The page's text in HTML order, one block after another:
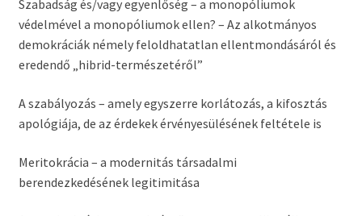
Szabadság és/vagy egyenlőség – a monopóliumok
védelmével a monopóliumok ellen? – Az alkotmányos
demokráciák némely feloldhatatlan ellentmondásáról és
eredendő „hibrid-természetéről”
A szabályozás – amely egyszerre korlátozás, a kifosztás
apológiája, de az érdekekérvényesülésének feltétele is
Meritokrácia – a modernitás társadalmi
berendezkedésének legitimitása